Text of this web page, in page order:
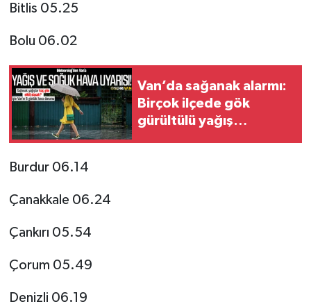
Bitlis 05.25
Bolu 06.02
Van’da sağanak alarmı:
Birçok ilçede gök
gürültülü yağış
Burdur 06.14
Çanakkale 06.24
Çankırı 05.54
Çorum 05.49
Denizli 06.19